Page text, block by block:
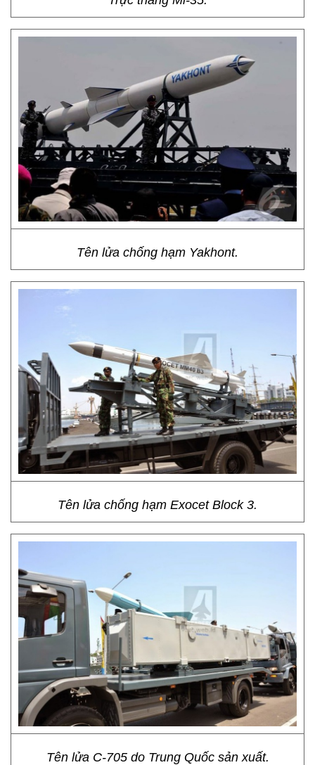
Tên lửa chống hạm Yakhont.
Tên lửa chống hạm Exocet Block 3.
Tên lửa C-705 do Trung Quốc sản xuất.